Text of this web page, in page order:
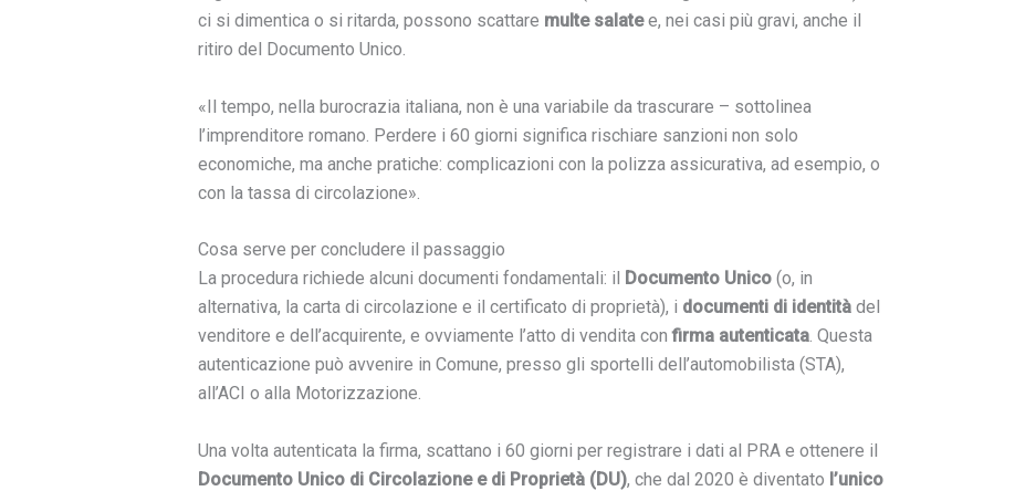
ci si dimentica o si ritarda, possono scattare multe salatee, nei casi più gravi, anche il
ritiro del Documento Unico.
«Il tempo, nella burocrazia italiana, non è una variabile da trascurare – sottolinea
l’imprenditore romano. Perdere i 60 giorni significa rischiare sanzioni non solo
economiche, ma anche pratiche: complicazioni con la polizza assicurativa, ad esempio, o
con la tassa di circolazione».
Cosa serve per concludere il passaggio
La procedura richiede alcuni documenti fondamentali: il
Documento Unico(o, in
alternativa, la carta di circolazione e il certificato di proprietà), i documenti di identitàdel
venditore e dell’acquirente, e ovviamente l’atto di vendita confirma autenticata. Questa
autenticazione può avvenire in Comune, presso gli sportelli dell’automobilista (STA),
all’ACI o alla Motorizzazione.
Una volta autenticata la firma, scattano i 60 giorni per registrare i dati al PRA e ottenere il
Documento Unico di Circolazione e di Proprietà (DU), che dal 2020 è diventato l’unico